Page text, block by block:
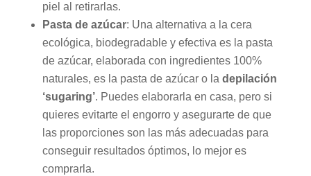
piel al retirarlas.
Pasta de azúcar: Una alternativa a la cera
ecológica, biodegradable y efectiva es la pasta
de azúcar, elaborada con ingredientes 100%
naturales, es la pasta de azúcar o la depilación
‘sugaring’. Puedes elaborarla en casa, pero si
quieres evitarte el engorro y asegurarte de que
las proporciones son las más adecuadas para
conseguir resultados óptimos, lo mejor es
comprarla.